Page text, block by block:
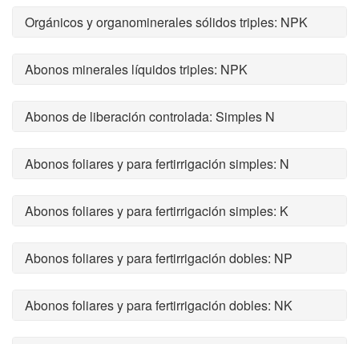
Orgánicos y organominerales sólidos triples: NPK
Abonos minerales líquidos triples: NPK
Abonos de liberación controlada: Simples N
Abonos foliares y para fertirrigación simples: N
Abonos foliares y para fertirrigación simples: K
Abonos foliares y para fertirrigación dobles: NP
Abonos foliares y para fertirrigación dobles: NK